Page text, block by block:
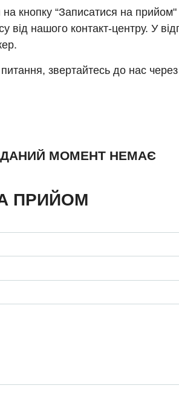
кнопку “Записатися на
від нашого контакт-центру. У
звертайтесь до нас через
ДАНИЙ МОМЕНТ НЕМАЄ
ПРИЙОМ